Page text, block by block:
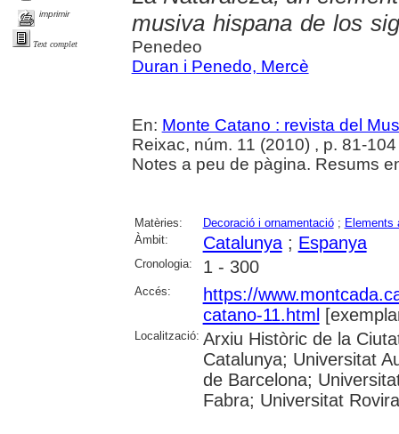
imprimir
Text complet
musiva hispana de los
Penedeo
Duran i Penedo, Mercè
En: Monte Catano : revista del
Reixac, núm. 11 (2010) , p. 81-104
Notes a peu de pàgina. Resums
Matèries: Decoració i ornamentació; Elements
Àmbit:
Catalunya; Espanya
Cronologia: 1 - 300
Accés:
https://
catano-11.html
Localització: Arxiu Històric de la
Catalunya; Universitat
de Barcelona;
Fabra; Universitat